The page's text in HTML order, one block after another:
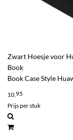
Zwart Hoesje voor
Book
Book Case Style
10,95
Prijs per stuk